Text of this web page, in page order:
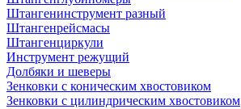
Штангенинструмент разный
Штангенрейсмасы
Штангенциркули
Инструмент режущий
Долбяки и шеверы
Зенковки с коническим хвостовиком
Зенковки с цилиндрическим хвостовиком